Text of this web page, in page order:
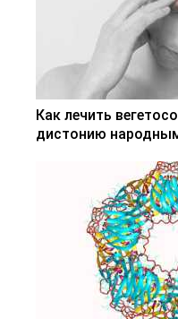
Как лечить
дистонию